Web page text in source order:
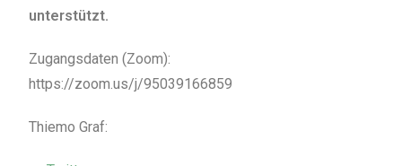
unterstützt.
Zugangsdaten (Zoom):
https://zoom.us/j/95039166859
Thiemo Graf: